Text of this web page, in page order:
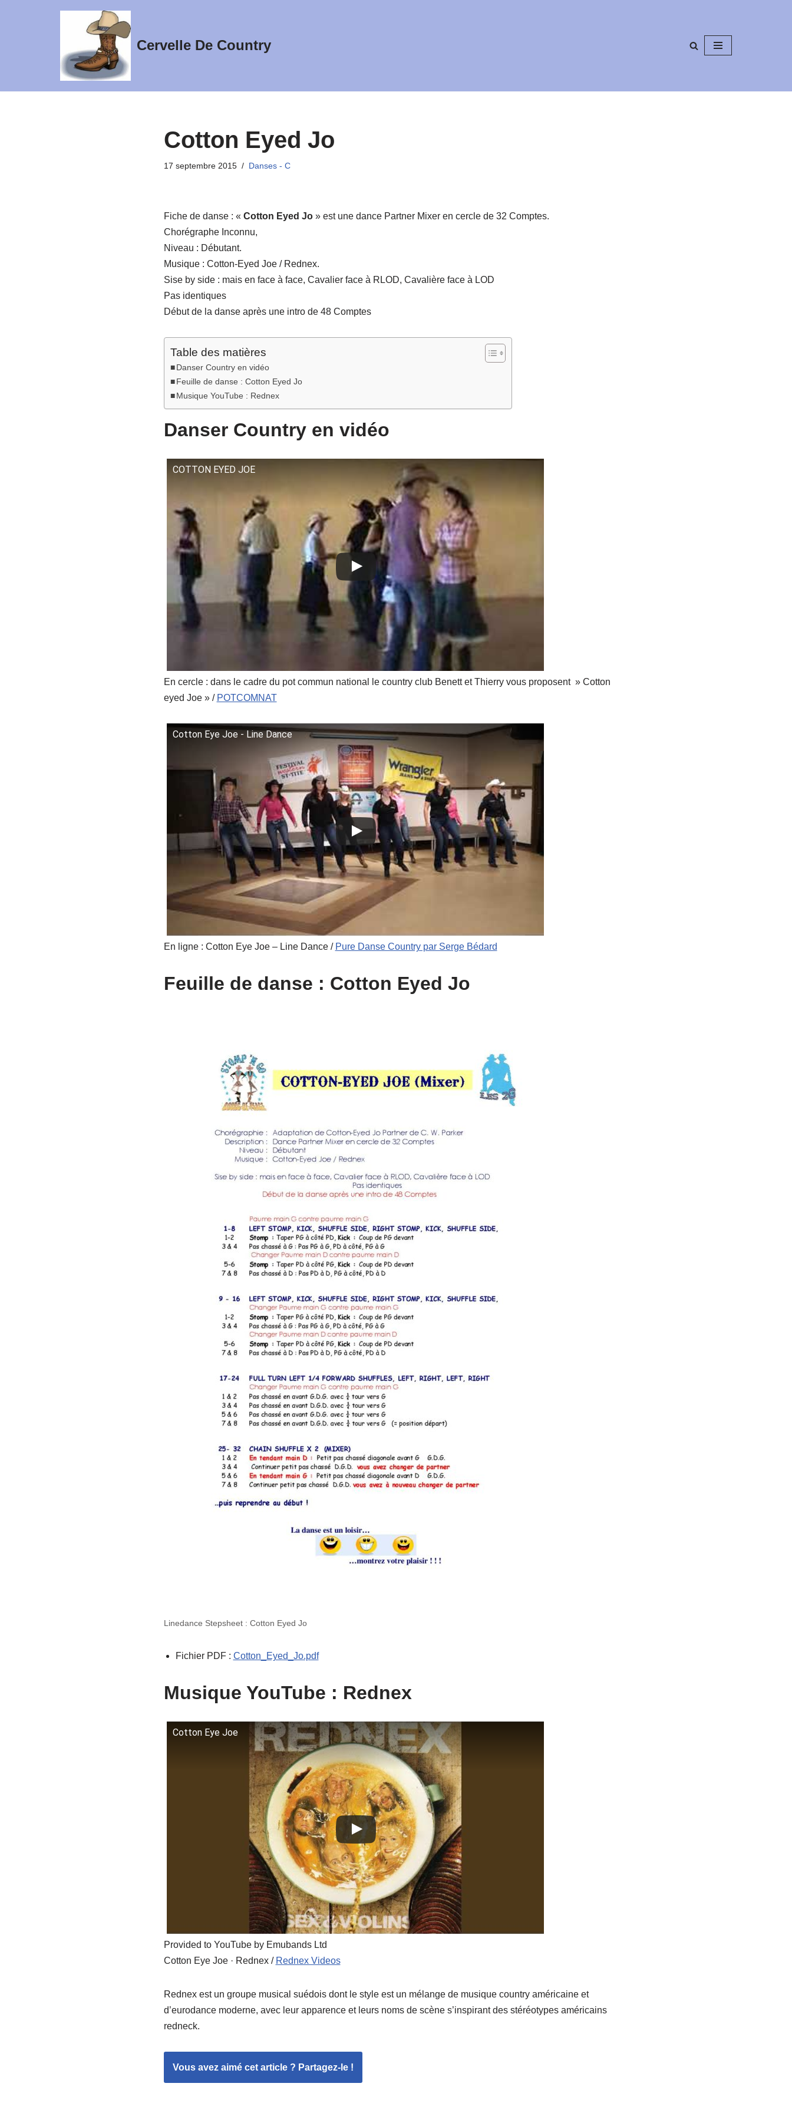
Cervelle De Country
Cotton Eyed Jo
17 septembre 2015 Danses - C
Fiche de danse : « Cotton Eyed Jo» est une dance Partner Mixer en cercle de 32 Comptes.
Chorégraphe Inconnu,
Niveau : Débutant.
Musique : Cotton-Eyed Joe / Rednex.
Sise by side : mais en face à face, Cavalier face à RLOD, Cavalière face à LOD
Pas identiques
Début de la danse après une intro de 48 Comptes
Table des matières
Danser Country en vidéo
Feuille de danse : Cotton Eyed Jo
Musique YouTube : Rednex
Danser Country en vidéo
COTTON EYED JOE
En cercle : dans le cadre du pot commun national le country club Benett et Thierry vous proposent » Cotton
eyed Joe » / POTCOMNAT
Cotton Eye Joe - Line Dance
En ligne : Cotton Eye Joe – Line Dance / Pure Danse Country par Serge Bédard
Feuille de danse : Cotton Eyed Jo
Linedance Stepsheet : Cotton Eyed Jo
Fichier PDF : Cotton_Eyed_Jo.pdf
Musique YouTube : Rednex
Cotton Eye Joe
Provided to YouTube by Emubands Ltd
Cotton Eye Joe · Rednex / Rednex Videos
Rednex est un groupe musical suédois dont le style est un mélange de musique country américaine et
d’eurodance moderne, avec leur apparence et leurs noms de scène s’inspirant des stéréotypes américains
redneck.
Vous avez aimé cet article ? Partagez-le !